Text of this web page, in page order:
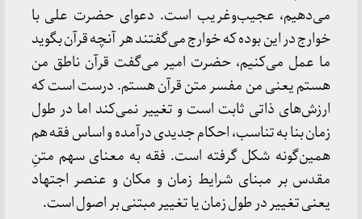
می‌دهیم، عجیب‌وغریب است. دعوای حضرت علی با
خوارج در این بوده که خوارج می‌گفتند هر آنچه قرآن بگوید
ما عمل می‌کنیم، حضرت امیر می‌گفت قرآن ناطق من
هستم یعنی من مفسر متن قرآن هستم. درست است که
ارزش‌های ذاتی ثابت است و تغییر نمی‌کند اما در طول
زمان بنا به تناسب، احکام جدیدی درآمده و اساس فقه هم
همین‌گونه شکل گرفته است. فقه به معنای سهم متنِ
مقدس بر مبنای شرایط زمان و مکان و عنصر اجتهاد
یعنی تغییر در طول زمان یا تغییر مبتنی بر اصول است.